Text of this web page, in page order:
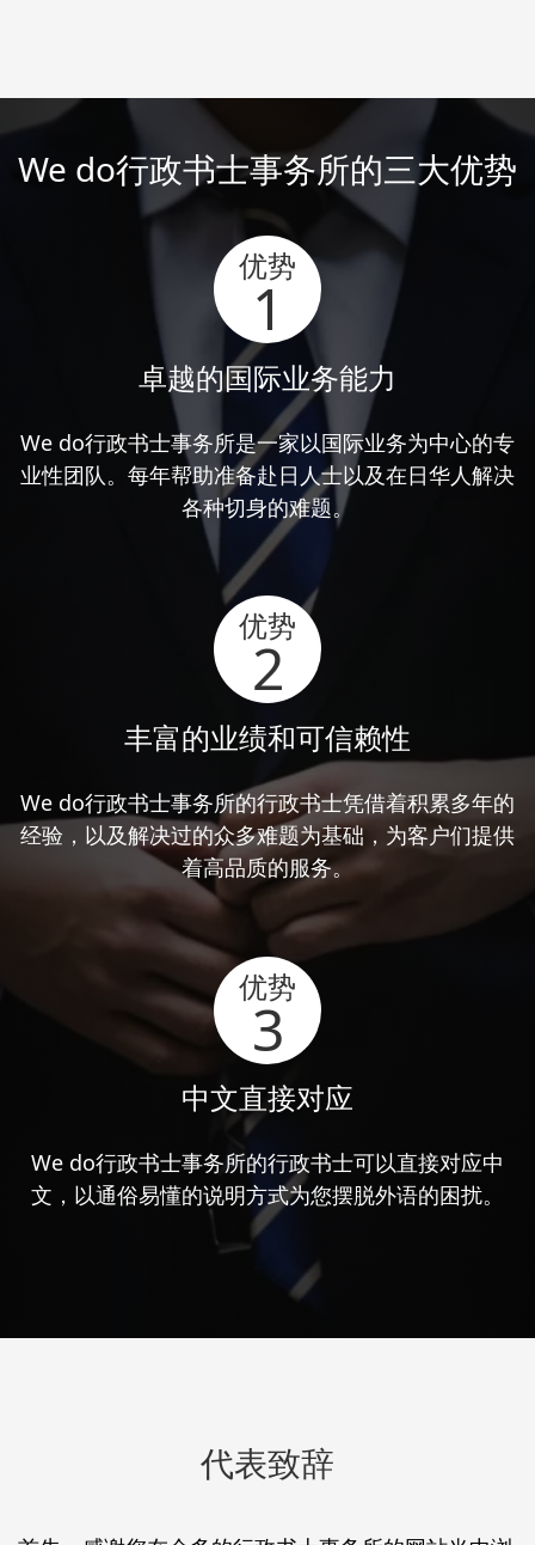
We do行政书士事务所的三大优势
优势
1
卓越的国际业务能力
We do行政书士事务所是一家以国际业务为中心的专
业性团队。每年帮助准备赴日人士以及在日华人解决
各种切身的难题。
优势
2
丰富的业绩和可信赖性
We do行政书士事务所的行政书士凭借着积累多年的
经验，以及解决过的众多难题为基础，为客户们提供
着高品质的服务。
优势
3
中文直接对应
We do行政书士事务所的行政书士可以直接对应中
文，以通俗易懂的说明方式为您摆脱外语的困扰。
代表致辞